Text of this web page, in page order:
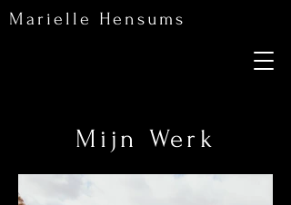
Marielle Hensums
Mijn Werk